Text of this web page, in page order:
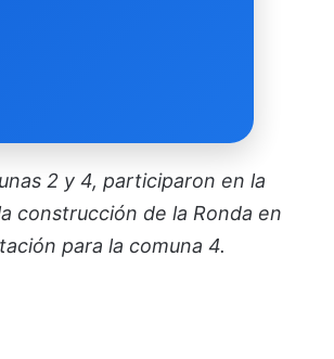
2 y 4, participaron en la
construcción de la Ronda en
para la comuna 4.